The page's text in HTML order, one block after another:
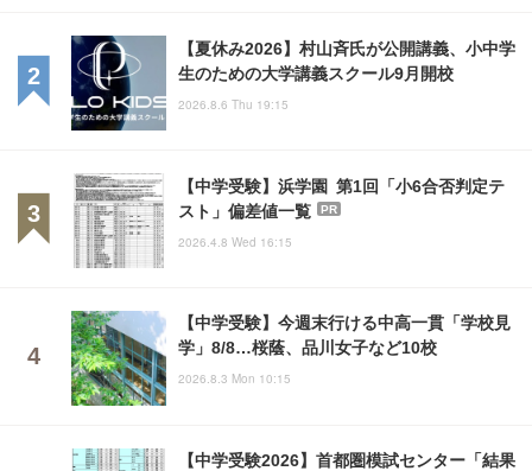
【夏休み2026】村山斉氏が公開講義、小中学
生のための大学講義スクール9月開校
2026.8.6 Thu 19:15
【中学受験】浜学園 第1回「小6合否判定テ
スト」偏差値一覧
PR
2026.4.8 Wed 16:15
【中学受験】今週末行ける中高一貫「学校見
学」8/8…桜蔭、品川女子など10校
2026.8.3 Mon 10:15
【中学受験2026】首都圏模試センター「結果